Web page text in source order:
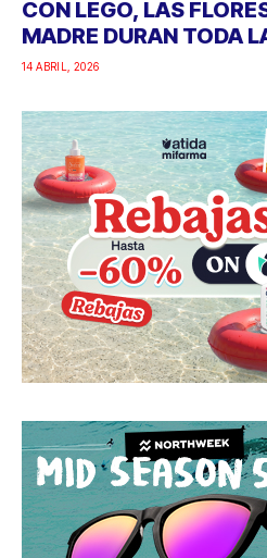
CON LEGO, LAS
MADRE DURAN TODA
14 ABRIL, 2026